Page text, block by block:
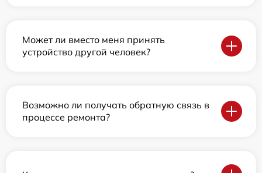
Может ли вместо меня принять
устройство другой человек?
Возможно ли получать обратную связь в
процессе ремонта?